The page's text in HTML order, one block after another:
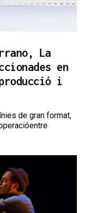
La
en
i
de gran format,